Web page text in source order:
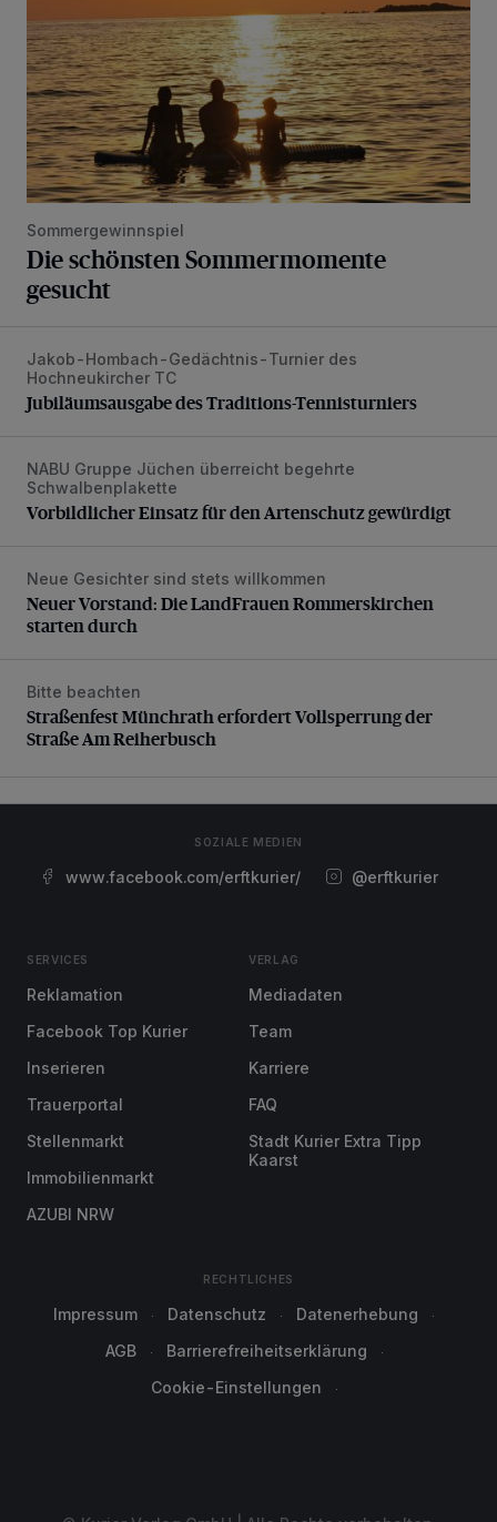
Sommergewinnspiel
Die schönsten Sommermomente
gesucht
Jubiläumsausgabe des Traditions-Tennisturniers
Jakob-Hombach-Gedächtnis-Turnier des
Hochneukircher TC
Jubiläumsausgabe des Traditions-Tennisturniers
Vorbildlicher Einsatz für den Artenschutz gewürdigt
NABU Gruppe Jüchen überreicht begehrte
Schwalbenplakette
Vorbildlicher Einsatz für den Artenschutz gewürdigt
Neuer Vorstand: Die LandFrauen Rommerskirchen starten
Neue Gesichter sind stets willkommen
Neuer Vorstand: Die LandFrauen Rommerskirchen
starten durch
Straßenfest Münchrath erfordert Vollsperrung der Straße
Bitte beachten
Straßenfest Münchrath erfordert Vollsperrung der
Straße Am Reiherbusch
SOZIALE MEDIEN
www.facebook.com/erftkurier/ @erftkurier
SERVICES
Reklamation
Facebook Top Kurier
Inserieren
Trauerportal
Stellenmarkt
Immobilienmarkt
AZUBI NRW
VERLAG
Mediadaten
Team
Karriere
FAQ
Stadt Kurier Extra Tipp
Kaarst
RECHTLICHES
Impressum Datenschutz
Datenerhebung
AGB
Barrierefreiheitserklärung
Cookie-Einstellungen